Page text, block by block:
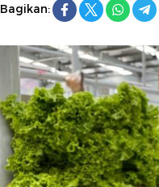
Bagikan: